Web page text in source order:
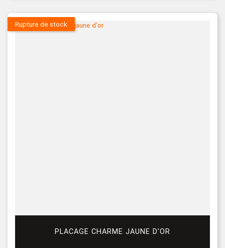
PLACAGE CHARME JAUNE D'OR
Rupture de stock